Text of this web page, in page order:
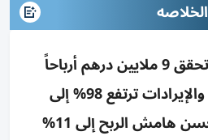
الخلاصه
«دريك آند سكل» تحقق 9 ملايين درهم أرباحاً
نصفية بنمو 38% والإيرادات ترتفع 98% إلى